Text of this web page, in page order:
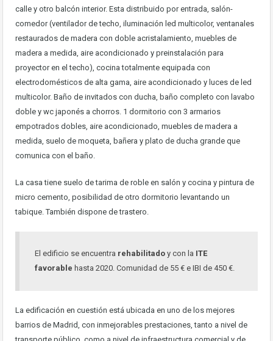
calle y otro balcón interior. Esta distribuido por entrada, salón-
comedor (ventilador de techo, iluminación led multicolor, ventanales
restaurados de madera con doble acristalamiento, muebles de
madera a medida, aire acondicionado y preinstalación para
proyector en el techo), cocina totalmente equipada con
electrodomésticos de alta gama, aire acondicionado y luces de led
multicolor. Baño de invitados con ducha, baño completo con lavabo
doble y wc japonés a chorros. 1 dormitorio con 3 armarios
empotrados dobles, aire acondicionado, muebles de madera a
medida, suelo de moqueta, bañera y plato de ducha grande que
comunica con el baño.
La casa tiene suelo de tarima de roble en salón y cocina y pintura de
micro cemento, posibilidad de otro dormitorio levantando un
tabique. También dispone de trastero.
El edificio se encuentra rehabilitado y con la ITE
favorable hasta 2020. Comunidad de 55 € e IBI de 450 €.
La edificación en cuestión está ubicada en uno de los mejores
barrios de Madrid, con inmejorables prestaciones, tanto a nivel de